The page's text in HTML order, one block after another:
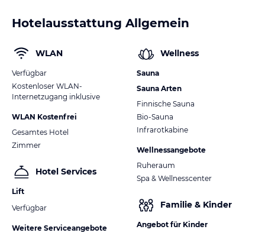
Hotelausstattung Allgemein
WLAN
Verfügbar
Kostenloser WLAN-
Internetzugang inklusive
WLAN Kostenfrei
Gesamtes Hotel
Zimmer
Hotel Services
Lift
Verfügbar
Weitere Serviceangebote
Wellness
Sauna
Sauna Arten
Finnische Sauna
Bio-Sauna
Infrarotkabine
Wellnessangebote
Ruheraum
Spa & Wellnesscenter
Familie & Kinder
Angebot für Kinder